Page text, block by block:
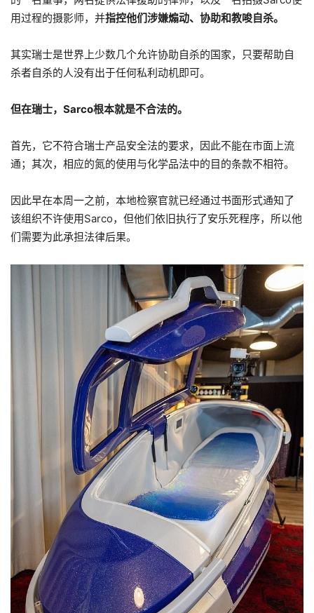
用过程的摄影师，并指控他们涉嫌煽动、协助和教唆自杀。
其实瑞士是世界上少数几个允许协助自杀的国家，只要帮助自
杀者自杀的人没有出于任何私利动机即可。
但在瑞士，Sarco根本就是不合法的。
首先，它不符合瑞士产品安全法的要求，因此不能在市面上流
通；其次，相应的氮的使用与化学品法中的目的条款不相符。
因此早在本周一之前，本地检察官就已经通过书面形式通知了
该组织不许使用Sarco，但他们依旧执行了安乐死程序，所以他
们需要为此承担法律后果。